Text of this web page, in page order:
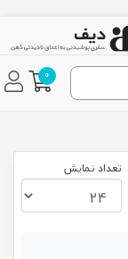
0
تعداد نمایش